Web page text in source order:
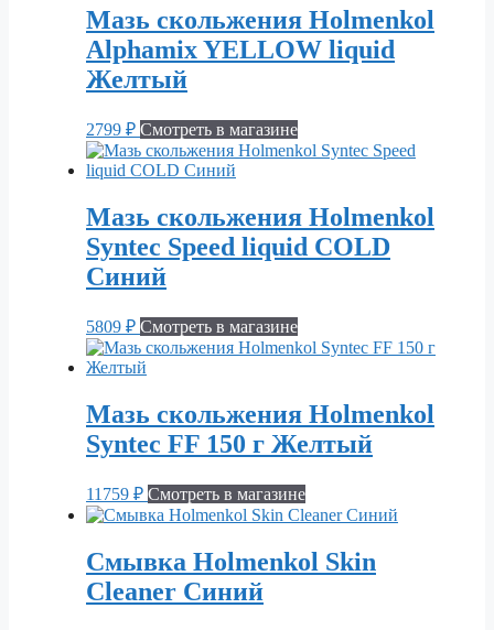
Мазь скольжения Holmenkol
Alphamix YELLOW liquid
Желтый
2799 ₽ Смотреть в магазине
Мазь скольжения Holmenkol
Syntec Speed liquid COLD
Синий
5809 ₽ Смотреть в магазине
Мазь скольжения Holmenkol
Syntec FF 150 г Желтый
11759 ₽ Смотреть в магазине
Смывка Holmenkol Skin
Cleaner Синий